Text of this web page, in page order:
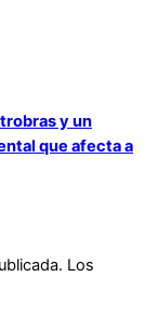
y un
que afecta a
Los